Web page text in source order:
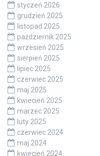
styczeń 2026
grudzień 2025
listopad 2025
październik 2025
wrzesień 2025
sierpień 2025
lipiec 2025
czerwiec 2025
maj 2025
kwiecień 2025
marzec 2025
luty 2025
czerwiec 2024
maj 2024
kwiecień 2024